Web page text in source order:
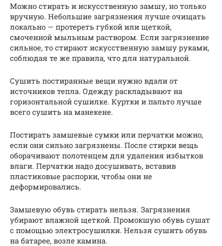
Можно стирать и искусственную замшу, но только
вручную. Небольшие загрязнения лучше очищать
локально — протереть губкой или щеткой,
смоченной мыльным раствором. Если загрязнение
сильное, то стирают искусственную замшу руками,
соблюдая те же правила, что для натуральной.
Сушить постиранные вещи нужно вдали от
источников тепла. Одежду раскладывают на
горизонтальной сушилке. Куртки и пальто лучше
всего сушить на манекене.
Постирать замшевые сумки или перчатки можно,
если они сильно загрязнены. После стирки вещь
оборачивают полотенцем для удаления избытков
влаги. Перчатки надо досушивать, вставив
пластиковые распорки, чтобы они не
деформировались.
Замшевую обувь стирать нельзя. Загрязнения
убирают влажной щеткой. Промокшую обувь сушат
с помощью электросушилки. Нельзя сушить обувь
на батарее, возле камина.